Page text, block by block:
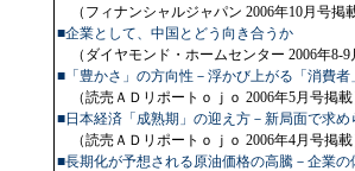
（フィナンシャルジャパン 2006年10月号掲
■企業として、中国とどう向き合うか
（ダイヤモンド・ホームセンター 2006年8-9
■「豊かさ」の方向性－浮かび上がる「消費
（読売ＡＤリポートｏｊｏ 2006年5月号掲載
■日本経済「成熟期」の迎え方－新局面で求
（読売ＡＤリポートｏｊｏ 2006年4月号掲載
■長期化が予想される原油価格の高騰－企業